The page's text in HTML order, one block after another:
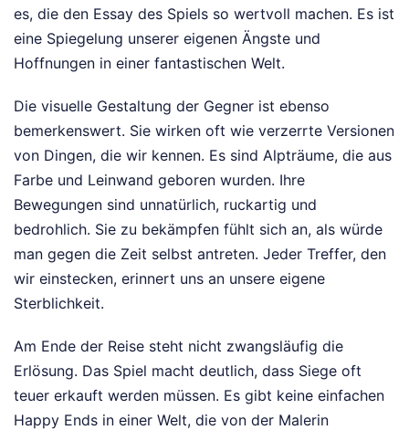
es, die den Essay des Spiels so wertvoll machen. Es ist
eine Spiegelung unserer eigenen Ängste und
Hoffnungen in einer fantastischen Welt.
Die visuelle Gestaltung der Gegner ist ebenso
bemerkenswert. Sie wirken oft wie verzerrte Versionen
von Dingen, die wir kennen. Es sind Alpträume, die aus
Farbe und Leinwand geboren wurden. Ihre
Bewegungen sind unnatürlich, ruckartig und
bedrohlich. Sie zu bekämpfen fühlt sich an, als würde
man gegen die Zeit selbst antreten. Jeder Treffer, den
wir einstecken, erinnert uns an unsere eigene
Sterblichkeit.
Am Ende der Reise steht nicht zwangsläufig die
Erlösung. Das Spiel macht deutlich, dass Siege oft
teuer erkauft werden müssen. Es gibt keine einfachen
Happy Ends in einer Welt, die von der Malerin